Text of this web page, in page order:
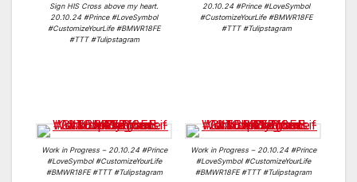
Sign HIS Cross above my heart.
20.10.24 #Prince #LoveSymbol
#CustomizeYourLife #BMWR18FE
#TTT #Tulipstagram
20.10.24 #Prince #LoveSymbol
#CustomizeYourLife #BMWR18FE
#TTT #Tulipstagram
Work in Progress – 20.10.24 #Prince
#LoveSymbol #CustomizeYourLife
#BMWR18FE #TTT #Tulipstagram
Work in Progress – 20.10.24 #Prince
#LoveSymbol #CustomizeYourLife
#BMWR18FE #TTT #Tulipstagram